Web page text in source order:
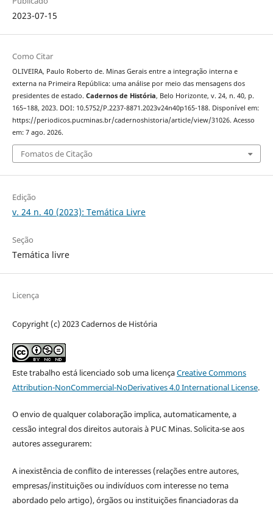
2023-07-15
Como Citar
OLIVEIRA, Paulo Roberto de. Minas Gerais entre a integração interna e
externa na Primeira República: uma análise por meio das mensagens dos
presidentes de estado. Cadernos de História, Belo Horizonte, v. 24, n. 40, p.
165–188, 2023. DOI: 10.5752/P.2237-8871.2023v24n40p165-188. Disponível em:
https://periodicos.pucminas.br/cadernoshistoria/article/view/31026. Acesso
em: 7 ago. 2026.
Fomatos de Citação
Edição
v. 24 n. 40 (2023): Temática Livre
Seção
Temática livre
Licença
Copyright (c) 2023 Cadernos de História
Este trabalho está licenciado sob uma licençaCreative Commons
Attribution-NonCommercial-NoDerivatives 4.0 International License.
O envio de qualquer colaboração implica, automaticamente, a
cessão integral dos direitos autorais à PUC Minas. Solicita-se aos
autores assegurarem:
A inexistência de conflito de interesses (relações entre autores,
empresas/instituições ou indivíduos com interesse no tema
abordado pelo artigo), órgãos ou instituições financiadoras da